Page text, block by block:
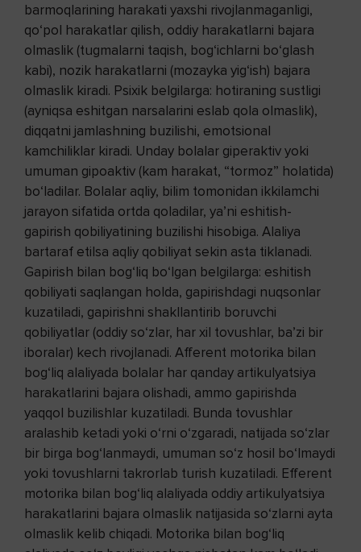
barmoqlarining harakati yaxshi rivojlanmaganligi,
qo‘pol harakatlar qilish, oddiy harakatlarni bajara
olmaslik (tugmalarni taqish, bog‘ichlarni bo‘glash
kabi), nozik harakatlarni (mozayka yig‘ish) bajara
olmaslik kiradi. Psixik belgilarga: hotiraning sustligi
(ayniqsa eshitgan narsalarini eslab qola olmaslik),
diqqatni jamlashning buzilishi, emotsional
kamchiliklar kiradi. Unday bolalar giperaktiv yoki
umuman gipoaktiv (kam harakat, “tormoz” holatida)
bo‘ladilar. Bolalar aqliy, bilim tomonidan ikkilamchi
jarayon sifatida ortda qoladilar, ya’ni eshitish-
gapirish qobiliyatining buzilishi hisobiga. Alaliya
bartaraf etilsa aqliy qobiliyat sekin asta tiklanadi.
Gapirish bilan bog‘liq bo‘lgan belgilarga: eshitish
qobiliyati saqlangan holda, gapirishdagi nuqsonlar
kuzatiladi, gapirishni shakllantirib boruvchi
qobiliyatlar (oddiy so‘zlar, har xil tovushlar, ba’zi bir
iboralar) kech rivojlanadi. Afferent motorika bilan
bog‘liq alaliyada bolalar har qanday artikulyatsiya
harakatlarini bajara olishadi, ammo gapirishda
yaqqol buzilishlar kuzatiladi. Bunda tovushlar
aralashib ketadi yoki o‘rni o‘zgaradi, natijada so‘zlar
bir birga bog‘lanmaydi, umuman so‘z hosil bo‘lmaydi
yoki tovushlarni takrorlab turish kuzatiladi. Efferent
motorika bilan bog‘liq alaliyada oddiy artikulyatsiya
harakatlarini bajara olmaslik natijasida so‘zlarni ayta
olmaslik kelib chiqadi. Motorika bilan bog‘liq